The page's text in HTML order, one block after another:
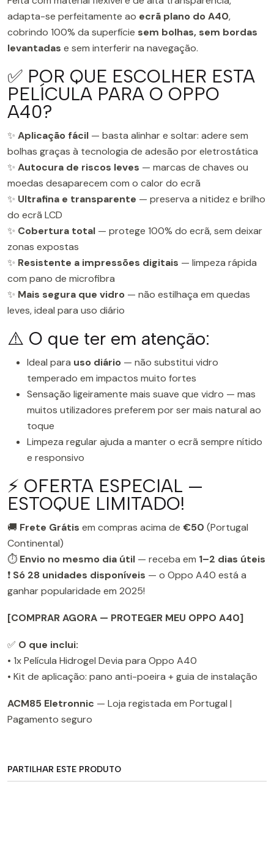
adapta-se perfeitamente ao ecrã plano do A40,
cobrindo 100% da superfície sem bolhas, sem bordas
levantadas e sem interferir na navegação.
✅ POR QUE ESCOLHER ESTA
PELÍCULA PARA O OPPO
A40?
✨ Aplicação fácil — basta alinhar e soltar: adere sem
bolhas graças à tecnologia de adesão por eletrostática
✨ Autocura de riscos leves — marcas de chaves ou
moedas desaparecem com o calor do ecrã
✨ Ultrafina e transparente — preserva a nitidez e brilho
do ecrã LCD
✨ Cobertura total — protege 100% do ecrã, sem deixar
zonas expostas
✨ Resistente a impressões digitais — limpeza rápida
com pano de microfibra
✨ Mais segura que vidro — não estilhaça em quedas
leves, ideal para uso diário
⚠️ O que ter em atenção:
Ideal para uso diário — não substitui vidro
temperado em impactos muito fortes
Sensação ligeiramente mais suave que vidro — mas
muitos utilizadores preferem por ser mais natural ao
toque
Limpeza regular ajuda a manter o ecrã sempre nítido
e responsivo
⚡ OFERTA ESPECIAL —
ESTOQUE LIMITADO!
🚚 Frete Grátis em compras acima de €50 (Portugal
Continental)
⏱️ Envio no mesmo dia útil — receba em 1–2 dias úteis
❗ Só 28 unidades disponíveis — o Oppo A40 está a
ganhar popularidade em 2025!
[COMPRAR AGORA — PROTEGER MEU OPPO A40]
✅ O que inclui:
• 1x Película Hidrogel Devia para Oppo A40
• Kit de aplicação: pano anti-poeira + guia de instalação
ACM85 Eletronnic — Loja registada em Portugal |
Pagamento seguro
PARTILHAR ESTE PRODUTO